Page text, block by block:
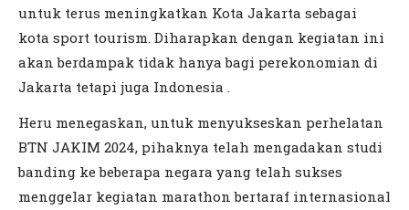
untuk terus meningkatkan Kota Jakarta sebagai
kota sport tourism. Diharapkan dengan kegiatan ini
akan berdampak tidak hanya bagi perekonomian di
Jakarta tetapi juga Indonesia .
Heru menegaskan, untuk menyukseskan perhelatan
BTN JAKIM 2024, pihaknya telah mengadakan studi
banding ke beberapa negara yang telah sukses
menggelar kegiatan marathon bertaraf internasional